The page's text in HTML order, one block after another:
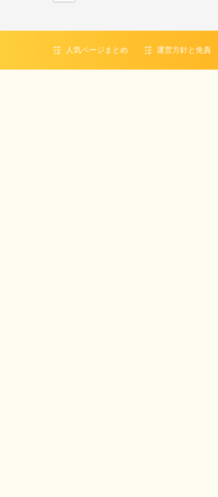
人気ページまとめ 運営方針と免責